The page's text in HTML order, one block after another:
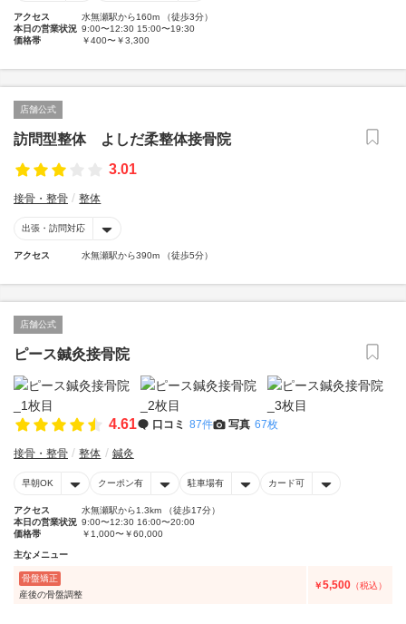
アクセス
水無瀬駅から160m （徒歩3分）
本日の営業状況 9:00〜12:30 15:00〜19:30
価格帯
￥400〜￥3,300
店舗公式
訪問型整体 よしだ柔整体接骨院
3.01
接骨・整骨 整体
出張・訪問対応
アクセス 水無瀬駅から390m （徒歩5分）
店舗公式
ピース鍼灸接骨院
4.61 口コミ 87件 写真 67枚
接骨・整骨 整体 鍼灸
早朝OK クーポン有 駐車場有 カード可
アクセス
水無瀬駅から1.3km （徒歩17分）
本日の営業状況 9:00〜12:30 16:00〜20:00
価格帯
￥1,000〜￥60,000
主なメニュー
骨盤矯正
産後の骨盤調整
￥5,500 （税込）